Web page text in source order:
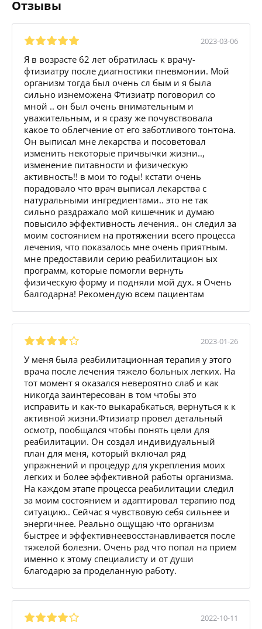
Отзывы
2023-03-06
Я в возрасте 62 лет обратилась к врачу-
фтизиатру после диагностики пневмонии. Мой
организм тогда был очень сл бым и я была
сильно изнеможена Фтизиатр поговорил со
мной .. он был очень внимательным и
уважительным, и я сразу же почувствовала
какое то облегчение от его заботливого тонтона.
Он выписал мне лекарства и посоветовал
изменить некоторые причвычки жизни..,
изменение питавности и физическую
активность!! в мои то годы! кстати очень
порадовало что врач выписал лекарства с
натуральными ингредиентами.. это не так
сильно раздражало мой кишечник и думаю
повысило эффективность лечения.. он следил за
моим состоянием на протяжении всего процесса
лечения, что показалось мне очень приятным.
мне предоставили серию реабилитацион ых
программ, которые помогли вернуть
физическую форму и подняли мой дух. я Очень
балгодарна! Рекомендую всем пациентам
2023-01-26
У меня была реабилитационная терапия у этого
врача после лечения тяжело больных легких. На
тот момент я оказался невероятно слаб и как
никогда заинтересован в том чтобы это
исправить и как-то выкарабкаться, вернуться к к
активной жизни.Фтизиатр провел детальный
осмотр, пообщался чтобы понять цели для
реабилитации. Он создал индивидуальный
план для меня, который включал ряд
упражнений и процедур для укрепления моих
легких и более эффективной работы организма.
На каждом этапе процесса реабилитации следил
за моим состоянием и адаптировал терапию под
ситуацию.. Сейчас я чувствовую себя сильнее и
энергичнее. Реально ощущаю что организм
быстрее и эффективнеевосстанавливается после
тяжелой болезни. Очень рад что попал на прием
именно к этому специалисту и от души
благодарю за проделанную работу.
2022-10-11